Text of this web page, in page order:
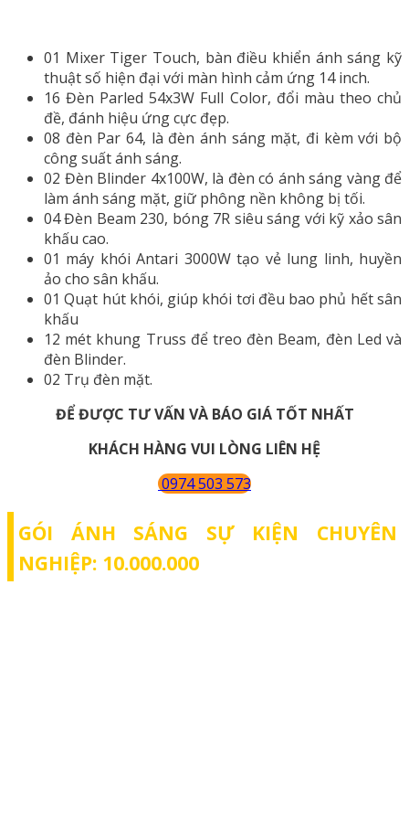
01 Mixer Tiger Touch, bàn điều khiển ánh sáng kỹ
thuật số hiện đại với màn hình cảm ứng 14 inch.
16 Đèn Parled 54x3W Full Color, đổi màu theo chủ
đề, đánh hiệu ứng cực đẹp.
08 đèn Par 64, là đèn ánh sáng mặt, đi kèm với bộ
công suất ánh sáng.
02 Đèn Blinder 4x100W, là đèn có ánh sáng vàng để
làm ánh sáng mặt, giữ phông nền không bị tối.
04 Đèn Beam 230, bóng 7R siêu sáng với kỹ xảo sân
khấu cao.
01 máy khói Antari 3000W tạo vẻ lung linh, huyền
ảo cho sân khấu.
01 Quạt hút khói, giúp khói tơi đều bao phủ hết sân
khấu
12 mét khung Truss để treo đèn Beam, đèn Led và
đèn Blinder.
02 Trụ đèn mặt.
ĐỂ ĐƯỢC TƯ VẤN VÀ BÁO GIÁ TỐT NHẤT
KHÁCH HÀNG VUI LÒNG LIÊN HỆ
0974 503 573
GÓI ÁNH SÁNG SỰ KIỆN CHUYÊN
NGHIỆP: 10.000.000